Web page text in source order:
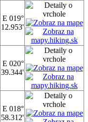
E 019°
12.953'
E 020°
39.344'
E 018°
58.312'